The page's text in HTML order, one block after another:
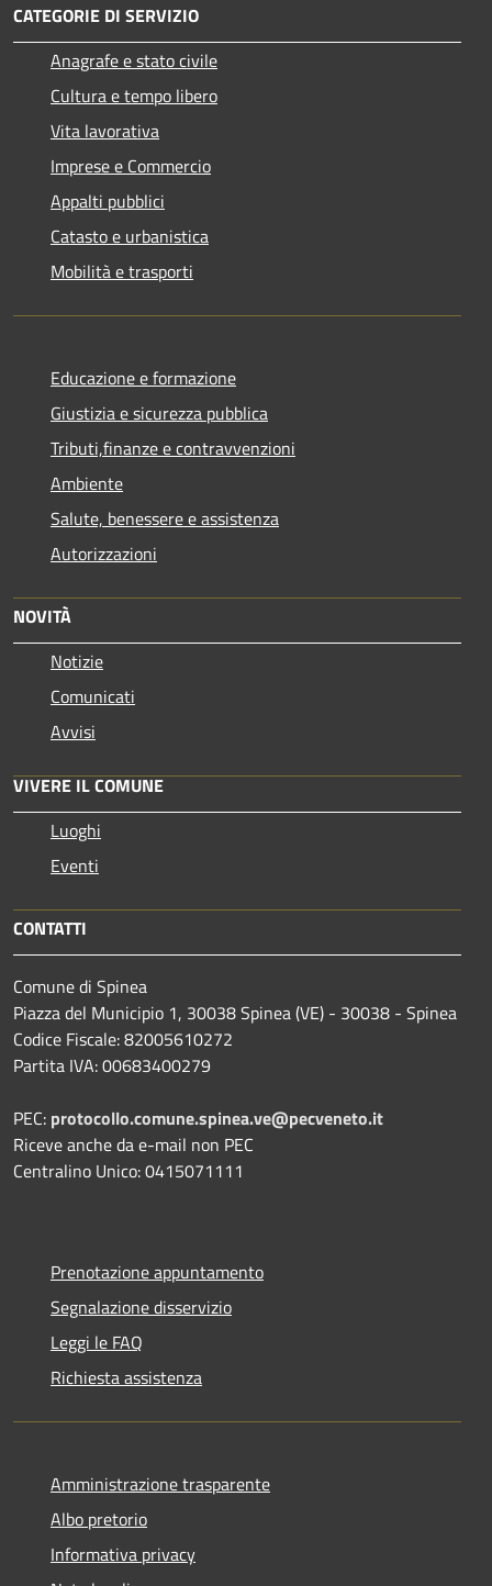
CATEGORIE DI SERVIZIO
Anagrafe e stato civile
Cultura e tempo libero
Vita lavorativa
Imprese e Commercio
Appalti pubblici
Catasto e urbanistica
Mobilità e trasporti
Educazione e formazione
Giustizia e sicurezza pubblica
Tributi,finanze e contravvenzioni
Ambiente
Salute, benessere e assistenza
Autorizzazioni
NOVITÀ
Notizie
Comunicati
Avvisi
VIVERE IL COMUNE
Luoghi
Eventi
CONTATTI
Comune di Spinea
Piazza del Municipio 1, 30038 Spinea (VE) - 30038 - Spinea
Codice Fiscale: 82005610272
Partita IVA: 00683400279
PEC: protocollo.comune.spinea.ve@pecveneto.it
Riceve anche da e-mail non PEC
Centralino Unico: 0415071111
Prenotazione appuntamento
Segnalazione disservizio
Leggi le FAQ
Richiesta assistenza
Amministrazione trasparente
Albo pretorio
Informativa privacy